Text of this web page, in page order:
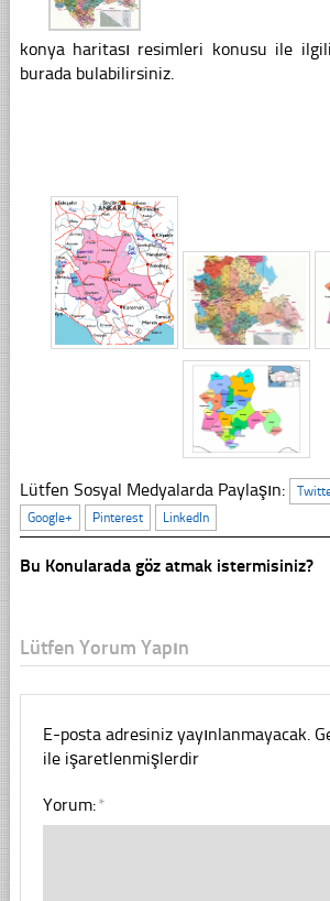
konya haritası resimleri konusu ile
burada bulabilirsiniz.
Lütfen Sosyal Medyalarda Paylaşın:
Google+
Pinterest LinkedIn
Bu Konularada göz atmak istermisiniz?
Lütfen Yorum Yapın
E-posta adresiniz yayınlanmayacak.
ile işaretlenmişlerdir
Yorum:*